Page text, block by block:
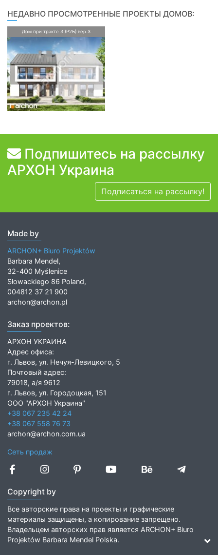
НЕДАВНО ПРОСМОТРЕННЫЕ ПРОЕКТЫ ДОМОВ:
Дом при тракте 3 (Р2Б) вер.3
Подпишитесь на рассылку
АРХОН Украина
Подписаться на рассылку!
Made by
ARCHON+ Biuro Projektów
Barbara Mendel,
32-400 Myślenice
Słowackiego 86 Poland,
004812 37 21 900
archon@archon.pl
Заказ проектов:
АРХОН УКРАИНА
Адрес офиса:
г. Львов, ул. Нечуя-Левицкого, 5
Почтовый адрес:
79018, а/я 9612
г. Львов, ул. Городоцкая, 151
ООО "АРХОН Украина"
+38 067 235 42 24
+38 067 558 76 73
archon@archon.com.ua
Сеть продаж
Copyright by
Все авторские права на проекты и графические
материалы защищены, а копирование запрещено.
Владельцем авторских прав является ARCHON+ Biuro
Projektów Barbara Mendel Polska.